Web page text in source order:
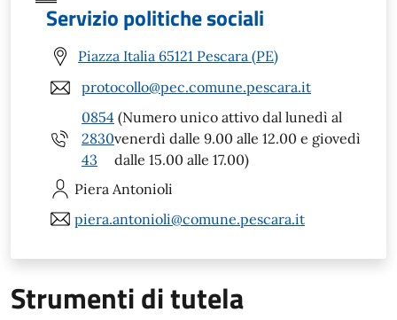
Servizio politiche sociali
Piazza Italia 65121 Pescara (PE)
protocollo@pec.comune.pescara.it
0854
2830
43
(Numero unico attivo dal lunedì al
venerdì dalle 9.00 alle 12.00 e giovedì
dalle 15.00 alle 17.00)
Piera Antonioli
piera.antonioli@comune.pescara.it
Strumenti di tutela